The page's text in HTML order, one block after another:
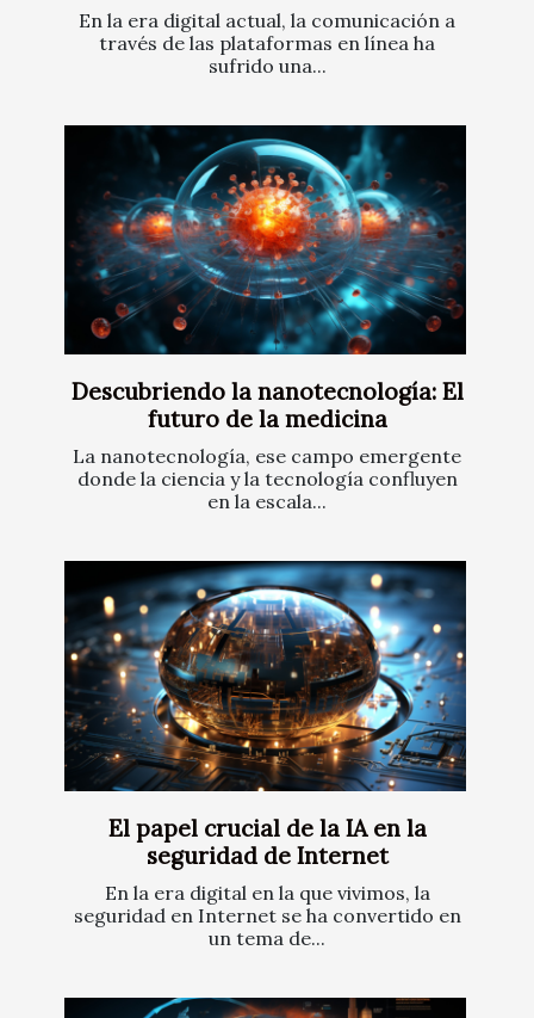
En la era digital actual, la comunicación a
través de las plataformas en línea ha
sufrido una...
Descubriendo la nanotecnología: El
futuro de la medicina
La nanotecnología, ese campo emergente
donde la ciencia y la tecnología confluyen
en la escala...
El papel crucial de la IA en la
seguridad de Internet
En la era digital en la que vivimos, la
seguridad en Internet se ha convertido en
un tema de...